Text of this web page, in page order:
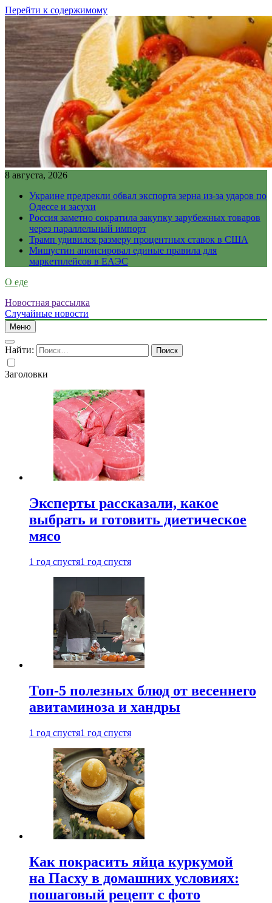
Перейти к содержимому
8 августа, 2026
Украине предрекли обвал экспорта зерна из-за ударов по
Одессе и засухи
Россия заметно сократила закупку зарубежных товаров
через параллельный импорт
Трамп удивился размеру процентных ставок в США
Мишустин анонсировал единые правила для
маркетплейсов в ЕАЭС
О еде
Новостная рассылка
Случайные новости
Меню
Найти:
Заголовки
Эксперты рассказали, какое
выбрать и готовить диетическое
мясо
1 год спустя1 год спустя
Топ-5 полезных блюд от весеннего
авитаминоза и хандры
1 год спустя1 год спустя
Как покрасить яйца куркумой
на Пасху в домашних условиях:
пошаговый рецепт с фото